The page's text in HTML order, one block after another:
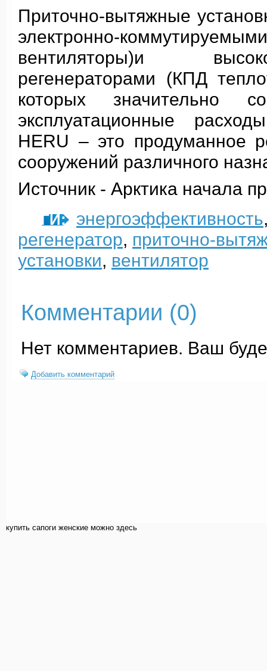
Приточно-вытяжные
электронно-
вентиляторы)и
регенераторами (КПД
которых значительно
эксплуатационные
HERU – это продуманное
сооружений различного
Источник - Арктика начала
ТЕГИ: энергоэффективность
регенератор, приточно-
установки, вентилятор
Комментарии (0)
Нет комментариев. Ваш
Добавить комментарий
купить cапоги женские можно здесь